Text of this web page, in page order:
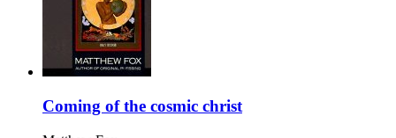
Coming of the cosmic christ